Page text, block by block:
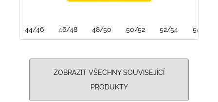
44/46 46/48 48/50 50/52 52/54 54/56
ZOBRAZIT VŠECHNY SOUVISEJÍCÍ
PRODUKTY